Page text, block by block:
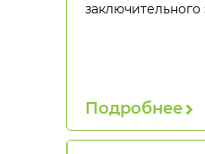
заключительного
Подробнее